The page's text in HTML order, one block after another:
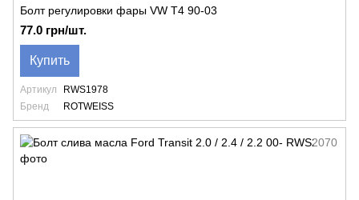
Болт регулировки фары VW T4 90-03
77.0 грн/шт.
Купить
Артикул
RWS1978
Бренд
ROTWEISS